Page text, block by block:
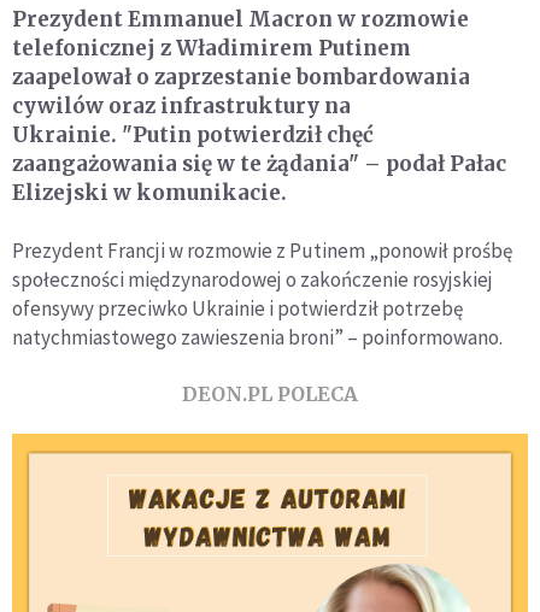
Prezydent Emmanuel Macron w rozmowie
telefonicznej z Władimirem Putinem
zaapelował o zaprzestanie bombardowania
cywilów oraz infrastruktury na
Ukrainie. "Putin potwierdził chęć
zaangażowania się w te żądania" – podał Pałac
Elizejski w komunikacie.
Prezydent Francji w rozmowie z Putinem „ponowił prośbę
społeczności międzynarodowej o zakończenie rosyjskiej
ofensywy przeciwko Ukrainie i potwierdził potrzebę
natychmiastowego zawieszenia broni” – poinformowano.
DEON.PL POLECA